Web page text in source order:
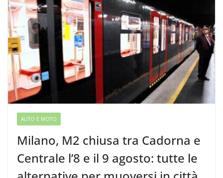
AUTO E MOTO
Milano, M2 chiusa tra Cadorna e
Centrale l’8 e il 9 agosto: tutte le